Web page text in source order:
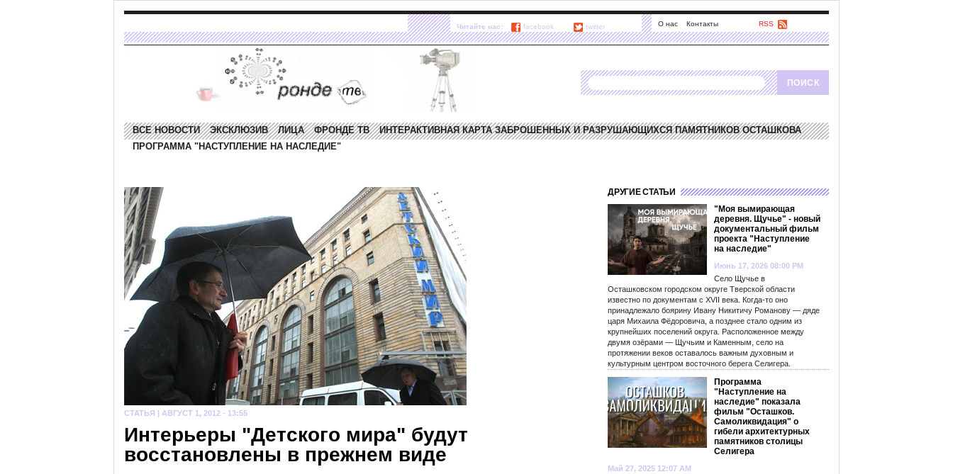
О нас Контакты RSS
Читайте нас: facebook twitter
ВСЕ НОВОСТИ ЭКСКЛЮЗИВ ЛИЦА ФРОНДЕ ТВ
ИНТЕРАКТИВНАЯ КАРТА ЗАБРОШЕННЫХ И РАЗРУШАЮЩИХСЯ ПАМЯТНИКОВ ОСТАШКОВА
ПРОГРАММА "НАСТУПЛЕНИЕ НА НАСЛЕДИЕ"
СТАТЬЯ | АВГУСТ 1, 2012 - 13:55
Интерьеры "Детского мира" будут
восстановлены в прежнем виде
ДРУГИЕ СТАТЬИ
"Моя вымирающая
деревня. Щучье" - новый
документальный фильм
проекта "Наступление
на наследие"
Июнь 17, 2026 08:00 PM
Село Щучье в
Осташковском городском округе Тверской области
известно по документам с XVII века. Когда-то оно
принадлежало боярину Ивану Никитичу Романову — дяде
царя Михаила Фёдоровича, а позднее стало одним из
крупнейших поселений округа. Расположенное между
двумя озёрами — Щучьим и Каменным, село на
протяжении веков оставалось важным духовным и
культурным центром восточного берега Селигера.
Программа
"Наступление на
наследие" показала
фильм "Осташков.
Самоликвидация" о
гибели архитектурных
памятников столицы
Селигера
Май 27, 2025 12:07 AM